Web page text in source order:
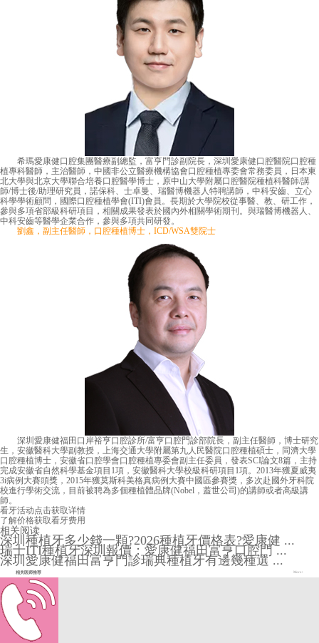
希瑪愛康健口腔集團醫療副總監，富亨門診副院長，深圳愛康健口腔醫院口腔種
植專科醫師，主治醫師，中國非公立醫療機構協會口腔種植專委會常務委員，日本東
北大學與北京大學聯合培養口腔醫學博士，原中山大學附屬口腔醫院種植科醫師/講
師/博士後/助理研究員，諾保科、士卓曼、瑞醫博機器人特聘講師，中科安齒、立心
科學學術顧問，國際口腔種植學會(ITI)會員。長期於大學院校從事醫、教、研工作，
參與多項省部級科研項目，相關成果發表於國內外相關學術期刊。與瑞醫博機器人、
中科安齒等醫學企業合作，參與多項共同研發。
劉鑫，副主任醫師，口腔種植博士，ICD/WSA雙院士
深圳愛康健福田口岸裕亨口腔診所/富亨口腔門診部院長，副主任醫師，博士研究
生，安徽醫科大學副教授，上海交通大學附屬第九人民醫院口腔種植碩士，同濟大學
口腔種植博士，安徽省口腔學會口腔種植專委會副主任委員，發表SCI論文8篇，主持
完成安徽省自然科學基金項目1項，安徽醫科大學校級科研項目1項。2013年獲夏威夷
3i病例大賽頭獎，2015年獲莫斯科美格真病例大賽中國區參賽獎，多次赴國外牙科院
校進行學術交流，目前被聘為多個種植體品牌(Nobel，蓋世公司)的講師或者高級講
師。
看牙活动点击获取详情
了解价格获取看牙费用
相关阅读
深圳種植牙多少錢一顆?2026種植牙價格表?愛康健 ...
瑞士ITI種植牙深圳報價：愛康健福田富亨口腔門 ...
深圳愛康健福田富亨門診瑞典種植牙有邊幾種選 ...
相关医师推荐 More+